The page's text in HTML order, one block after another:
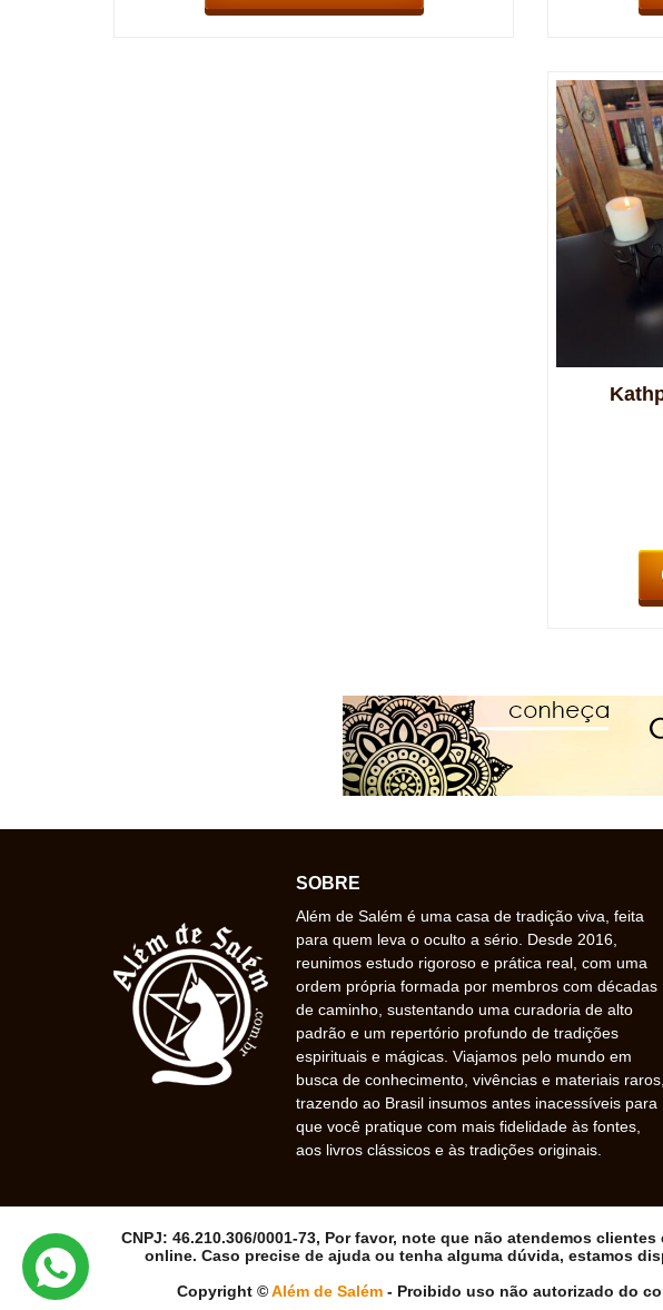
SOBRE
Além de Salém é uma casa de tradição viva, feita
para quem leva o oculto a sério. Desde 2016,
reunimos estudo rigoroso e prática real, com uma
ordem própria formada por membros com décadas
de caminho, sustentando uma curadoria de alto
padrão e um repertório profundo de tradições
espirituais e mágicas. Viajamos pelo mundo em
busca de conhecimento, vivências e materiais raros,
trazendo ao Brasil insumos antes inacessíveis para
que você pratique com mais fidelidade às fontes,
aos livros clássicos e às tradições originais.
CNPJ: 46.210.306/0001-73, Por favor, note que não atendemos
online. Caso precise de ajuda ou tenha alguma dúvida, estamos
Copyright ©Além de Salém- Proibido uso não autorizado do